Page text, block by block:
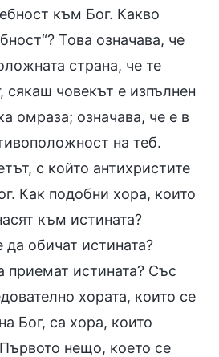
към Бог. Какво
Това означава, че
страна, че те
сякаш човекът е изпълнен
омраза; означава, че е в
на теб.
с който антихристите
Как подобни хора, които
към истината?
обичат истината?
приемат истината? Със
хората, които се
Бог, са хора, които
нещо, което се